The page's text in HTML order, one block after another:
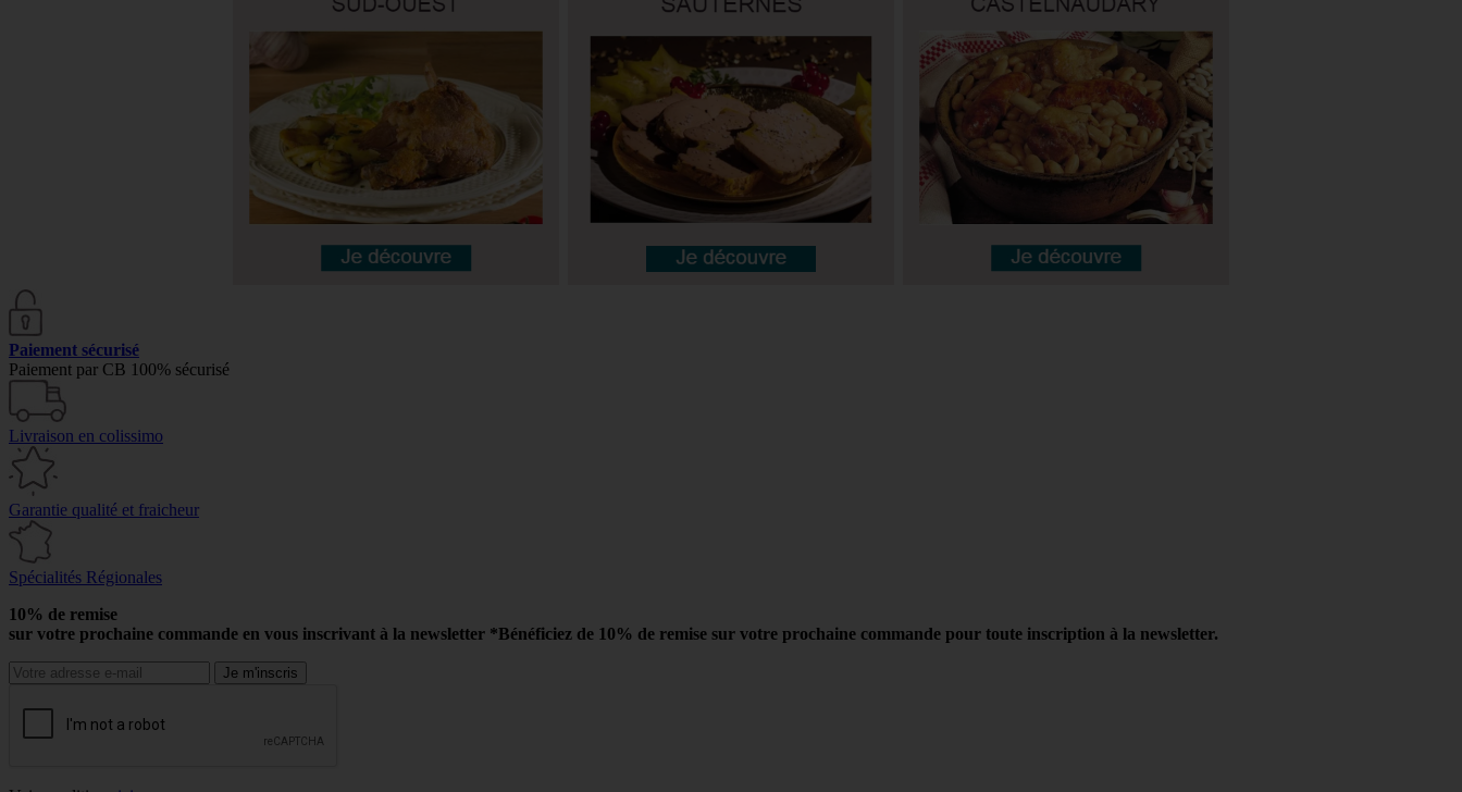
Paiement sécurisé
Paiement par CB 100% sécurisé
Livraison en colissimo
Garantie qualité et fraicheur
Spécialités Régionales
10% de remise
sur votre prochaine commande en vous inscrivant à la newsletter *Bénéficiez de 10% de remise sur votre prochaine commande pour toute inscription à la newsletter.